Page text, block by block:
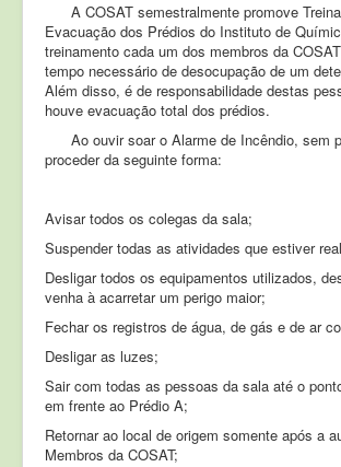
INFORMATIVO
INFORMAÇÕES GERAIS
NORMAS&PORTARIAS
CONTATOS
A COSAT semestralmente promove
Evacuação dos Prédios do Instituto de
treinamento cada um dos membros da
tempo necessário de desocupação de um
Além disso, é de responsabilidade destas
houve evacuação total dos prédios.
Ao ouvir soar o Alarme de Incêndio, sem
proceder da seguinte forma:
Avisar todos os colegas da sala;
Suspender todas as atividades que estiver
Desligar todos os equipamentos utilizados,
venha à acarretar um perigo maior;
Fechar os registros de água, de gás e de ar
Desligar as luzes;
Sair com todas as pessoas da sala até o
em frente ao Prédio A;
Retornar ao local de origem somente após a
Membros da COSAT;